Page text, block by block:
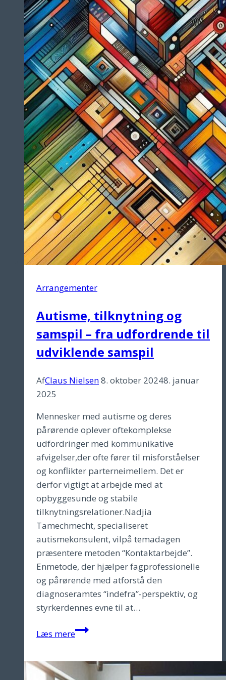
Arrangementer
Autisme, tilknytning og
samspil – fra udfordrende til
udviklende samspil
AfClaus Nielsen8. oktober 20248. januar
2025
Mennesker med autisme og deres
pårørende oplever oftekomplekse
udfordringer med kommunikative
afvigelser,der ofte fører til misforståelser
og konflikter parterneimellem. Det er
derfor vigtigt at arbejde med at
opbyggesunde og stabile
tilknytningsrelationer.Nadjia
Tamechmecht, specialiseret
autismekonsulent, vilpå temadagen
præsentere metoden “Kontaktarbejde”.
Enmetode, der hjælper fagprofessionelle
og pårørende med atforstå den
diagnoseramtes “indefra”-perspektiv, og
styrkerdennes evne til at…
Læs mereAutisme,
samspil